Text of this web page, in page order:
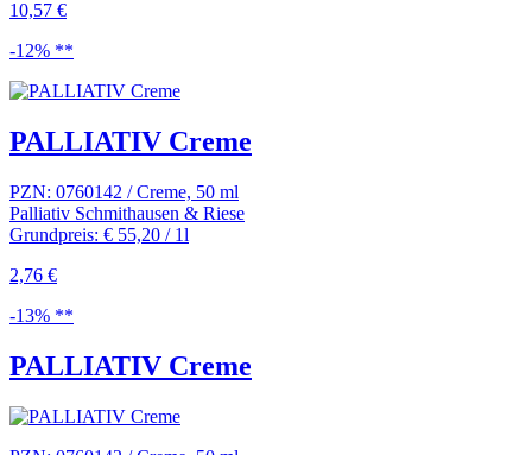
10,57 €
-12% **
PALLIATIV Creme
PZN: 0760142 / Creme, 50 ml
Palliativ Schmithausen & Riese
Grundpreis: € 55,20 / 1l
2,76 €
-13% **
PALLIATIV Creme